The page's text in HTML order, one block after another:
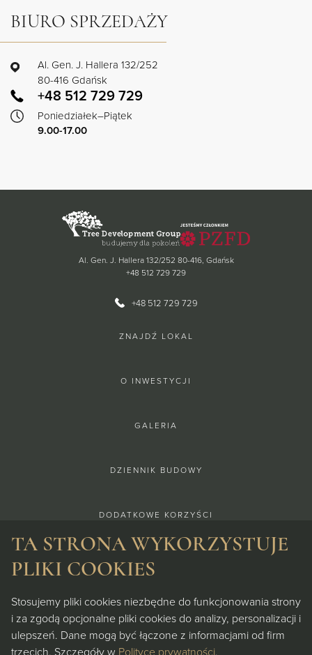
BIURO SPRZEDAŻY
Al. Gen. J. Hallera 132/252
80-416 Gdańsk
+48 512 729 729
Poniedziałek–Piątek
9.00-17.00
Al. Gen. J. Hallera 132/252 80-416, Gdańsk
+48 512 729 729
+48 512 729 729
ZNAJDŹ LOKAL
O INWESTYCJI
GALERIA
DZIENNIK BUDOWY
DODATKOWE KORZYŚCI
FINANSOWANIE
KONTAKT
TA STRONA WYKORZYSTUJE
PLIKI COOKIES
Stosujemy pliki cookies niezbędne do funkcjonowania strony
i za zgodą opcjonalne pliki cookies do analizy, personalizacji i
ulepszeń. Dane mogą być łączone z informacjami od firm
trzecich. Szczegóły w Polityce prywatności.